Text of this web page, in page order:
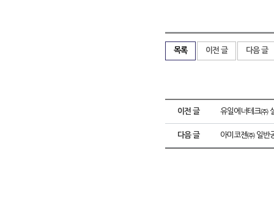
목록 이전 글 다음 글
이전 글 유일에너테크㈜
다음 글 아미코젠㈜ 일반